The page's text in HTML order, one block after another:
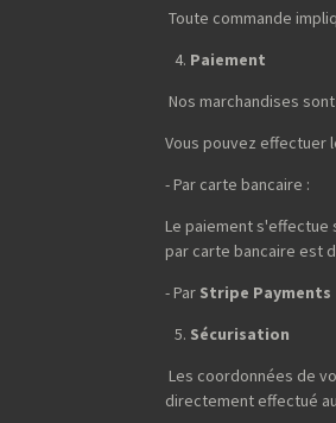
Toute commande
Paiement
Nos marchandises
Vous pouvez effectuer
- Par carte bancaire :
Le paiement s'effectue
par carte bancaire est
- Par Stripe Payments
Sécurisation
Les coordonnées de
directement effectué